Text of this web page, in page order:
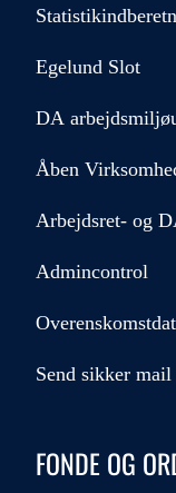
Egelund Slot
DA
Åben
Arbejdsret- og
Admincontrol
Send sikker
FONDE OG